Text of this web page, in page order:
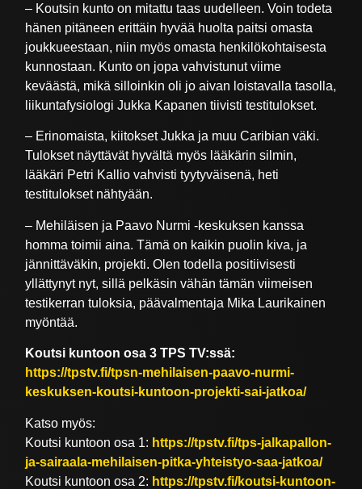
– Koutsin kunto on mitattu taas uudelleen. Voin todeta
hänen pitäneen erittäin hyvää huolta paitsi omasta
joukkueestaan, niin myös omasta henkilökohtaisesta
kunnostaan. Kunto on jopa vahvistunut viime
keväästä, mikä silloinkin oli jo aivan loistavalla tasolla,
liikuntafysiologi Jukka Kapanen tiivisti testitulokset.
– Erinomaista, kiitokset Jukka ja muu Caribian väki.
Tulokset näyttävät hyvältä myös lääkärin silmin,
lääkäri Petri Kallio vahvisti tyytyväisenä, heti
testitulokset nähtyään.
– Mehiläisen ja Paavo Nurmi -keskuksen kanssa
homma toimii aina. Tämä on kaikin puolin kiva, ja
jännittäväkin, projekti. Olen todella positiivisesti
yllättynyt nyt, sillä pelkäsin vähän tämän viimeisen
testikerran tuloksia, päävalmentaja Mika Laurikainen
myöntää.
Koutsi kuntoon osa 3 TPS TV:ssä:
https://tpstv.fi/tpsn-mehilaisen-paavo-nurmi-
keskuksen-koutsi-kuntoon-projekti-sai-jatkoa/
Katso myös:
Koutsi kuntoon osa 1: https://tpstv.fi/tps-jalkapallon-
ja-sairaala-mehilaisen-pitka-yhteistyo-saa-jatkoa/
Koutsi kuntoon osa 2: https://tpstv.fi/koutsi-kuntoon-